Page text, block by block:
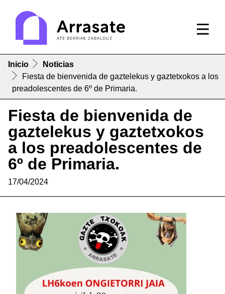
Inicio
Noticias
Fiesta de bienvenida de gaztelekus y gaztetxokos a los
preadolescentes de 6º de Primaria.
Fiesta de bienvenida de
gaztelekus y gaztetxokos
a los preadolescentes de
6º de Primaria.
17/04/2024